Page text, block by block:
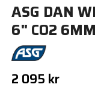
ASG DAN
6" CO2 6MM
2 095 kr